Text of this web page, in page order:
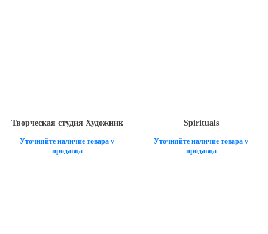
Творческая студия Художник
Уточняйте наличие товара у
продавца
Spirituals
Уточняйте наличие товара у
продавца